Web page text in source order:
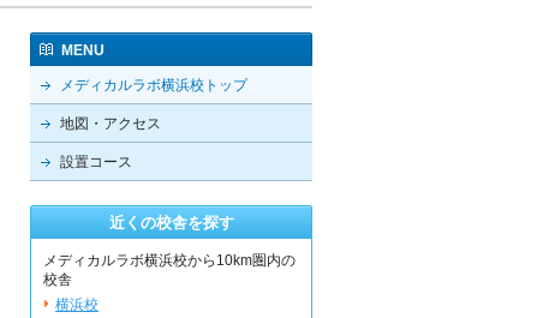
MENU
メディカルラボ横浜校トップ
地図・アクセス
設置コース
近くの校舎を探す
メディカルラボ横浜校から10km圏内の
校舎
横浜校